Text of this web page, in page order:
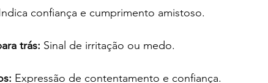
confiança e cumprimento amistoso.
trás: Sinal de irritação ou medo.
Expressão de contentamento e confiança.